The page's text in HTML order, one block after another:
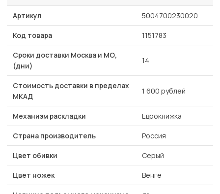
Артикул 5004700230020
Код товара 1151783
Сроки доставки Москва и МО,
(дни)
14
Стоимость доставки в пределах
МКАД
1 600 рублей
Механизм раскладки Еврокнижка
Страна производитель Россия
Цвет обивки Серый
Цвет ножек Венге